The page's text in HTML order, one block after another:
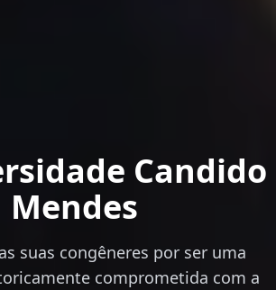
Candido
Mendes
suas congêneres por ser uma
comprometida com a